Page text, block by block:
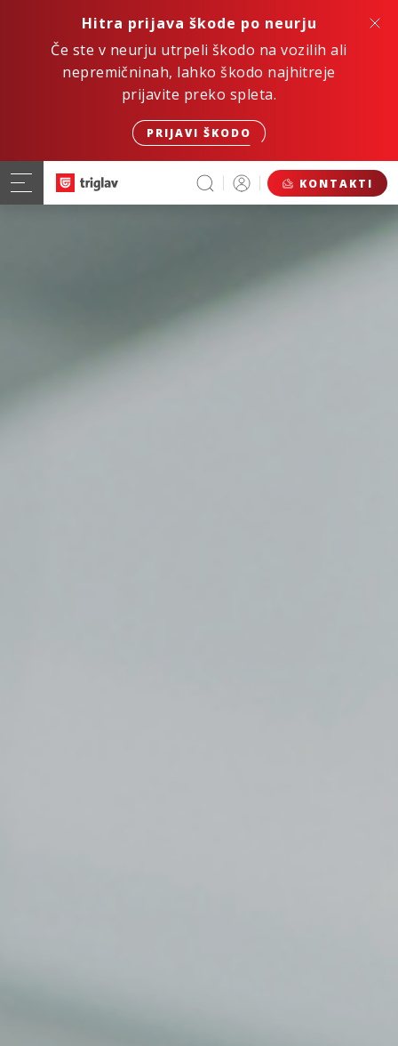
Hitra prijava škode po neurju
Če ste v neurju utrpeli škodo na vozilih ali
nepremičninah, lahko škodo najhitreje
prijavite preko spleta.
PRIJAVI ŠKODO
KONTAKTI